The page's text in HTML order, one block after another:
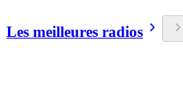
Les meilleures radios